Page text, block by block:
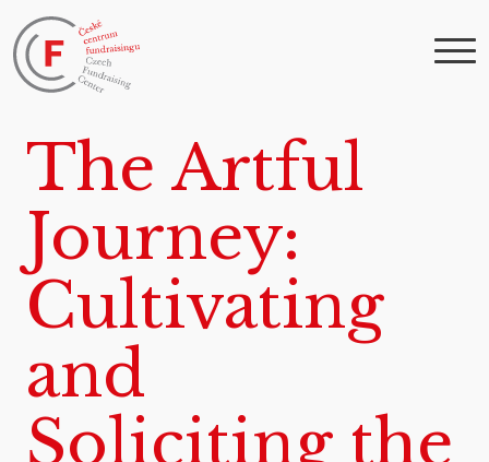
The Artful
Journey:
Cultivating
and
Soliciting the